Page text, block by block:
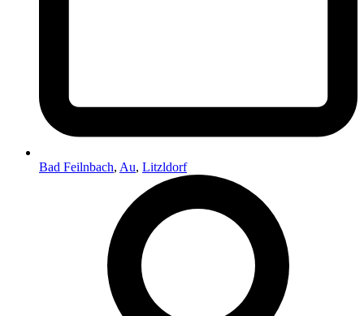
Bad Feilnbach, Au, Litzldorf